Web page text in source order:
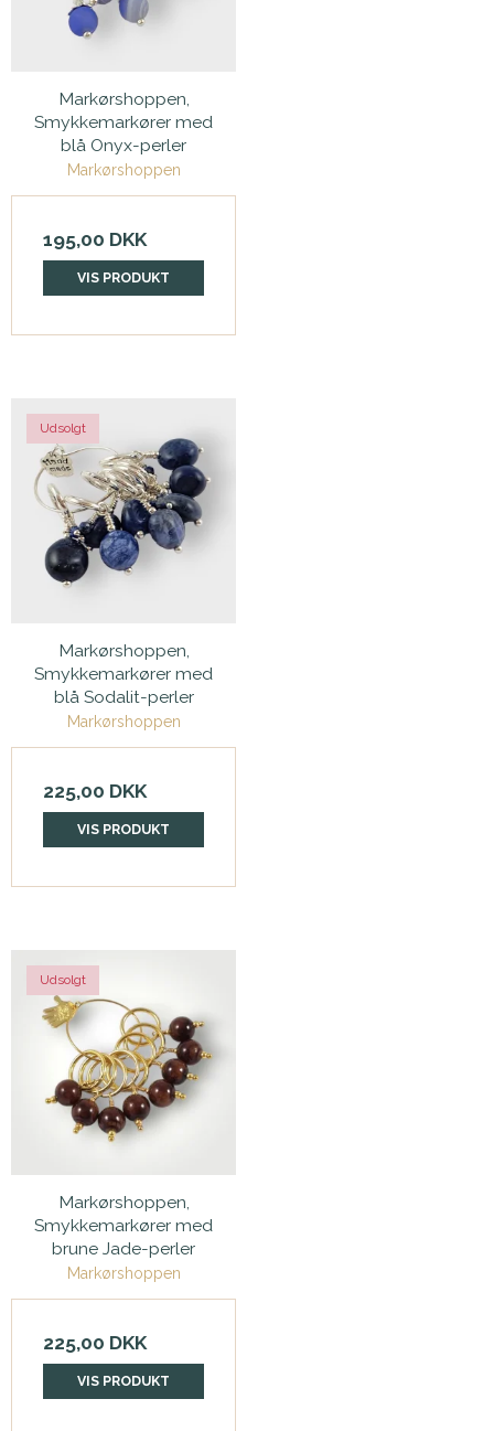
Markørshoppen,
Smykkemarkører med
blå Onyx-perler
Markørshoppen
195,00 DKK
VIS PRODUKT
Udsolgt
Markørshoppen,
Smykkemarkører med
blå Sodalit-perler
Markørshoppen
225,00 DKK
VIS PRODUKT
Udsolgt
Markørshoppen,
Smykkemarkører med
brune Jade-perler
Markørshoppen
225,00 DKK
VIS PRODUKT